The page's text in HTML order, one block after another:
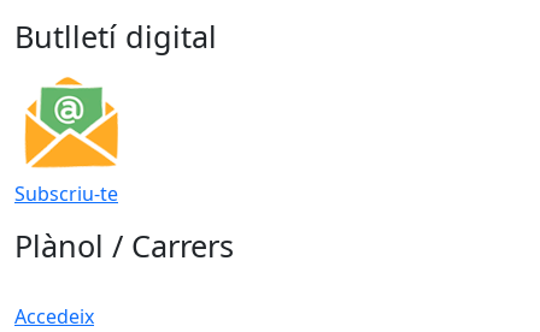
Butlletí digital
Subscriu-te
Plànol / Carrers
Accedeix